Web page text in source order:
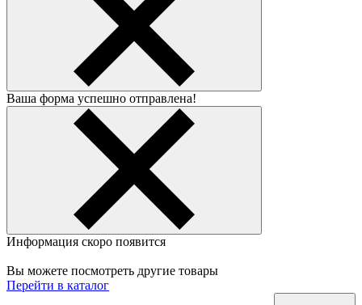
Ваша форма успешно отправлена!
Информация скоро появится
Вы можете посмотреть другие товары
Перейти в каталог